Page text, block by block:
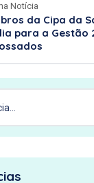
Notícia
da Cipa da
para a Gestão